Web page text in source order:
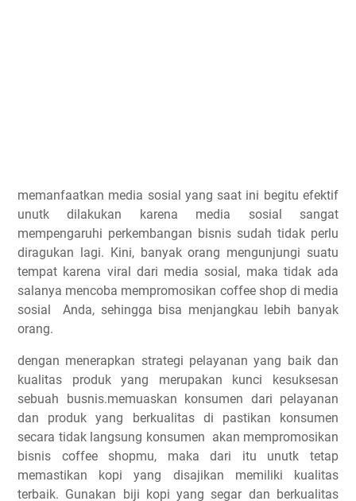
memanfaatkan media sosial yang saat ini begitu efektif
unutk dilakukan karena media sosial sangat
mempengaruhi perkembangan bisnis sudah tidak perlu
diragukan lagi. Kini, banyak orang mengunjungi suatu
tempat karena viral dari media sosial, maka tidak ada
salanya mencoba mempromosikan coffee shop di media
sosial Anda, sehingga bisa menjangkau lebih banyak
orang.
dengan menerapkan strategi pelayanan yang baik dan
kualitas produk yang merupakan kunci kesuksesan
sebuah busnis.memuaskan konsumen dari pelayanan
dan produk yang berkualitas di pastikan konsumen
secara tidak langsung konsumen akan mempromosikan
bisnis coffee shopmu, maka dari itu unutk tetap
memastikan kopi yang disajikan memiliki kualitas
terbaik. Gunakan biji kopi yang segar dan berkualitas